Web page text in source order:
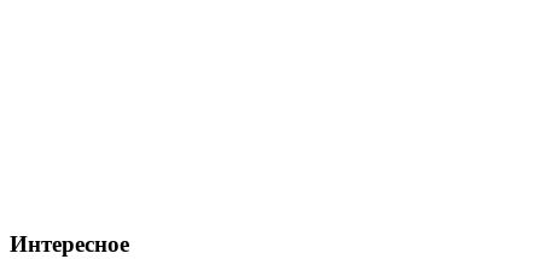
Интересное